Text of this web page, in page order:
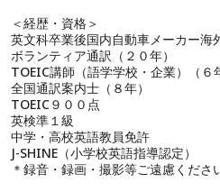
＜経歴・資格＞
英文科卒業後国内自動車メーカー海
ボランティア通訳（２０年）
TOEIC講師（語学学校・企業）（６
全国通訳案内士（８年）
TOEIC９００点
英検準１級
中学・高校英語教員免許
J-SHINE（小学校英語指導認定）
＊録音・録画・撮影等ご遠慮くださ